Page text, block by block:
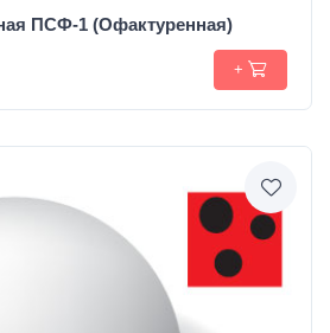
ПСФ-1 (Офактуренная)
+